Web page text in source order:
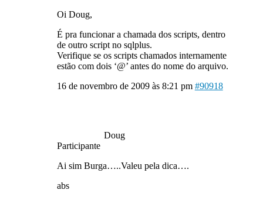
Oi Doug,
É pra funcionar a chamada dos scripts, dentro
de outro script no sqlplus.
Verifique se os scripts chamados internamente
estão com dois ‘@’ antes do nome do arquivo.
16 de novembro de 2009 às 8:21 pm #90918
Doug
Participante
Ai sim Burga…..Valeu pela dica….
abs